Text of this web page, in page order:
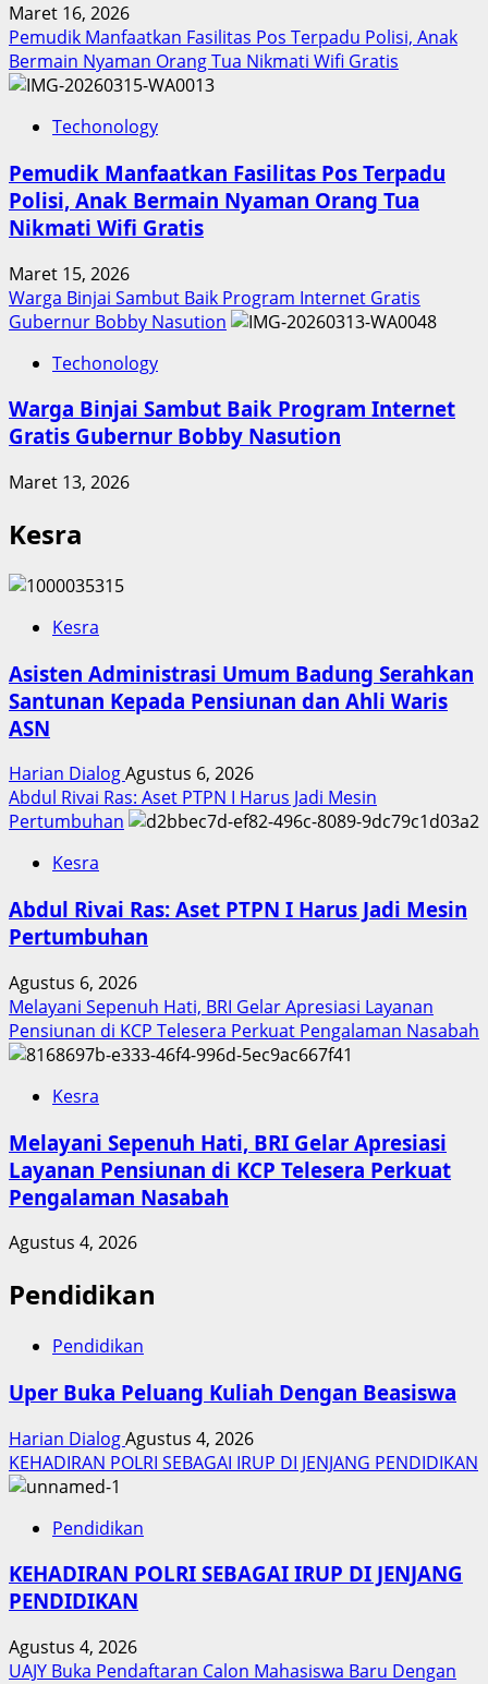
Maret 16, 2026
Pemudik Manfaatkan Fasilitas Pos Terpadu Polisi, Anak
Bermain Nyaman Orang Tua Nikmati Wifi Gratis
Techonology
Pemudik Manfaatkan Fasilitas Pos Terpadu
Polisi, Anak Bermain Nyaman Orang Tua
Nikmati Wifi Gratis
Maret 15, 2026
Warga Binjai Sambut Baik Program Internet Gratis
Gubernur Bobby Nasution
Techonology
Warga Binjai Sambut Baik Program Internet
Gratis Gubernur Bobby Nasution
Maret 13, 2026
Kesra
Kesra
Asisten Administrasi Umum Badung Serahkan
Santunan Kepada Pensiunan dan Ahli Waris
ASN
Harian DialogAgustus 6, 2026
Abdul Rivai Ras: Aset PTPN I Harus Jadi Mesin
Pertumbuhan
Kesra
Abdul Rivai Ras: Aset PTPN I Harus Jadi Mesin
Pertumbuhan
Agustus 6, 2026
Melayani Sepenuh Hati, BRI Gelar Apresiasi Layanan
Pensiunan di KCP Telesera Perkuat Pengalaman Nasabah
Kesra
Melayani Sepenuh Hati, BRI Gelar Apresiasi
Layanan Pensiunan di KCP Telesera Perkuat
Pengalaman Nasabah
Agustus 4, 2026
Pendidikan
Pendidikan
Uper Buka Peluang Kuliah Dengan Beasiswa
Harian DialogAgustus 4, 2026
KEHADIRAN POLRI SEBAGAI IRUP DI JENJANG PENDIDIKAN
Pendidikan
KEHADIRAN POLRI SEBAGAI IRUP DI JENJANG
PENDIDIKAN
Agustus 4, 2026
UAJY Buka Pendaftaran Calon Mahasiswa Baru Dengan